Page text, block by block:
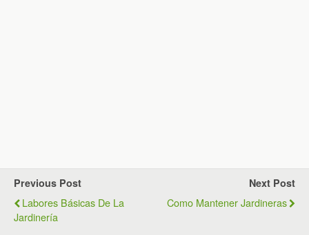
Previous Post
Labores Básicas De La
Jardinería
Next Post
Como Mantener Jardineras